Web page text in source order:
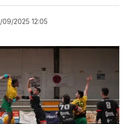
09/2025 12:05